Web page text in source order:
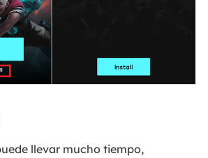
llevar mucho tiempo,